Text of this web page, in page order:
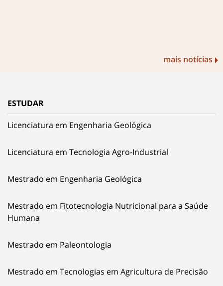
mais notícias
ESTUDAR
Licenciatura em Engenharia Geológica
Licenciatura em Tecnologia Agro-Industrial
Mestrado em Engenharia Geológica
Mestrado em Fitotecnologia Nutricional para a Saúde
Humana
Mestrado em Paleontologia
Mestrado em Tecnologias em Agricultura de Precisão